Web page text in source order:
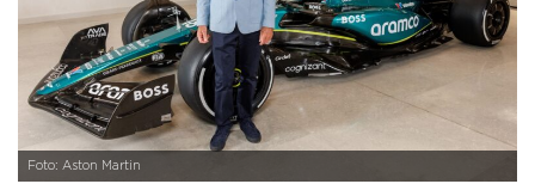
Foto: Aston Martin